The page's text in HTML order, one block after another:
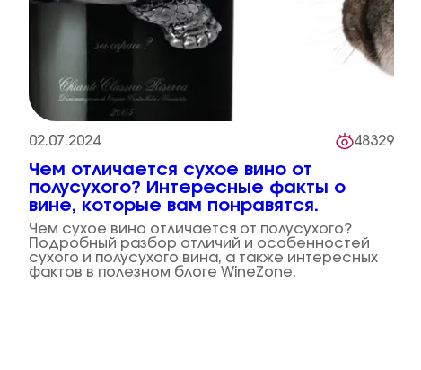
02.07.2024 48329
Чем отличается сухое вино от
полусухого? Интересные факты о
вине, которые вам понравятся.
Чем сухое вино отличается от полусухого?
Подробный разбор отличий и особенностей
сухого и полусухого вина, а также интересных
фактов в полезном блоге WineZone.